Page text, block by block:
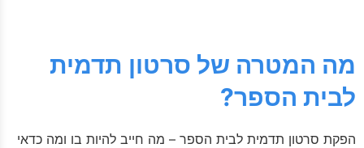
מה המטרה של סרטון תדמית
לבית הספר?
הפקת סרטון תדמית לבית הספר – מה חייב להיות בו ומה כדאי